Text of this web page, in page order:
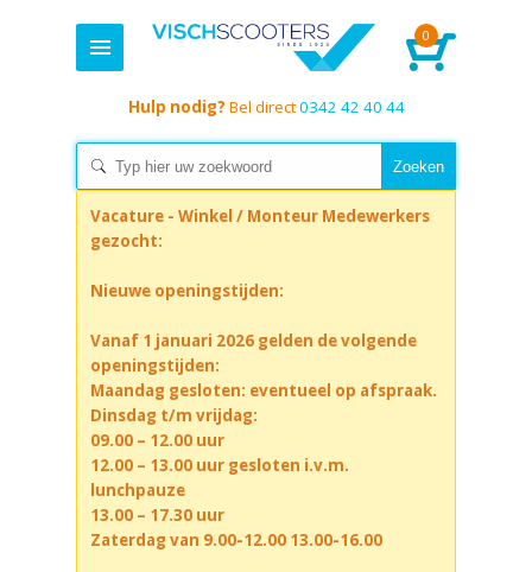
0
Hulp nodig? Bel direct0342 42 40 44
Vacature - Winkel / Monteur Medewerkers
gezocht:
Nieuwe openingstijden:
Vanaf 1 januari 2026 gelden de volgende
openingstijden:
Maandag gesloten: eventueel op afspraak.
Dinsdag t/m vrijdag:
09.00 – 12.00 uur
12.00 – 13.00 uur gesloten i.v.m.
lunchpauze
13.00 – 17.30 uur
Zaterdag van 9.00-12.00 13.00-16.00